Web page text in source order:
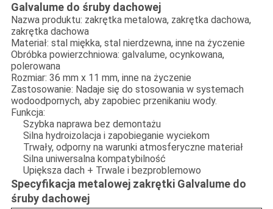
Galvalume do śruby dachowej
Nazwa produktu: zakrętka metalowa, zakrętka dachowa,
zakrętka dachowa
Materiał: stal miękka, stal nierdzewna, inne na życzenie
Obróbka powierzchniowa: galvalume, ocynkowana,
polerowana
Rozmiar: 36 mm x 11 mm, inne na życzenie
Zastosowanie: Nadaje się do stosowania w systemach
wodoodpornych, aby zapobiec przenikaniu wody.
Funkcja:
Szybka naprawa bez demontażu
Silna hydroizolacja i zapobieganie wyciekom
Trwały, odporny na warunki atmosferyczne materiał
Silna uniwersalna kompatybilność
Upiększa dach + Trwale i bezproblemowo
Specyfikacja metalowej zakrętki Galvalume do
śruby dachowej